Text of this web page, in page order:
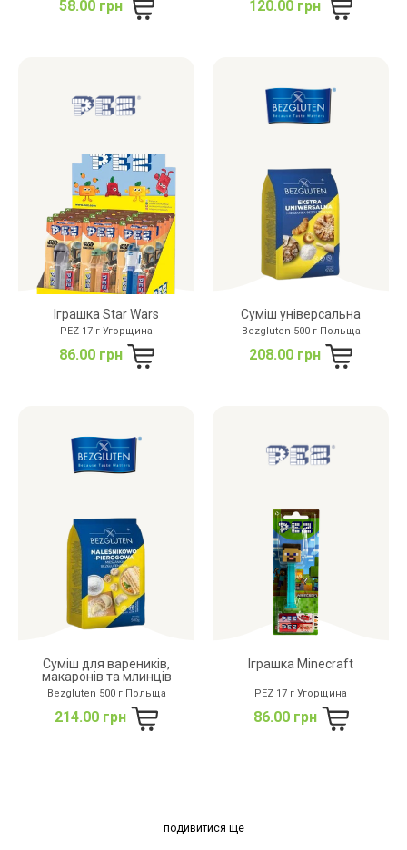
58.00 грн 120.00 грн
Іграшка Star Wars
PEZ 17 г Угорщина
86.00 грн
Суміш універсальна
Bezgluten 500 г Польща
208.00 грн
Суміш для вареників,
макаронів та млинців
Bezgluten 500 г Польща
214.00 грн
Іграшка Minecraft
PEZ 17 г Угорщина
86.00 грн
подивитися ще